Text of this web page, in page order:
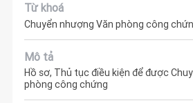
Từ khoá
Chuyển nhượng Văn phòng công
Mô tả
Hồ sơ, Thủ tục điều kiện để được
phòng công chứng